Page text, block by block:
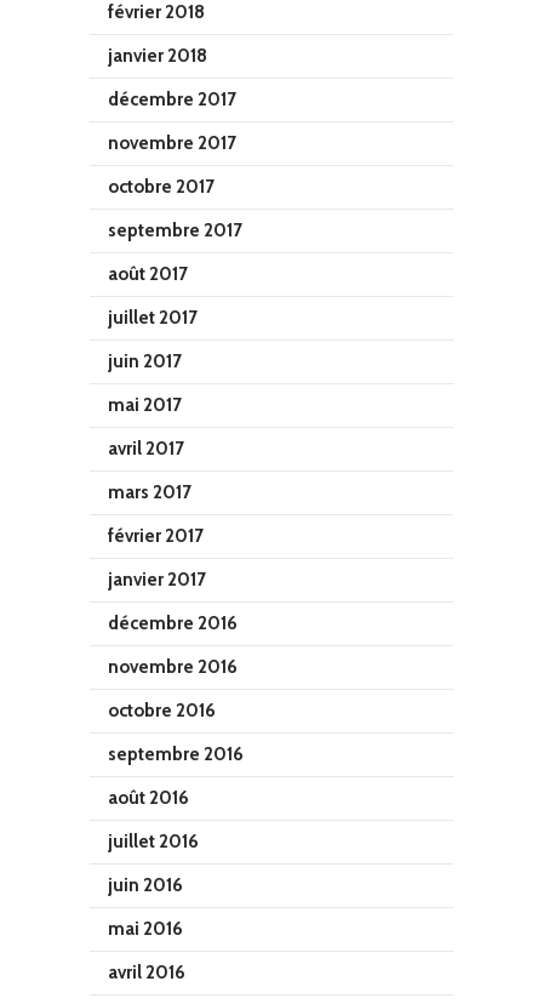
février 2018
janvier 2018
décembre 2017
novembre 2017
octobre 2017
septembre 2017
août 2017
juillet 2017
juin 2017
mai 2017
avril 2017
mars 2017
février 2017
janvier 2017
décembre 2016
novembre 2016
octobre 2016
septembre 2016
août 2016
juillet 2016
juin 2016
mai 2016
avril 2016